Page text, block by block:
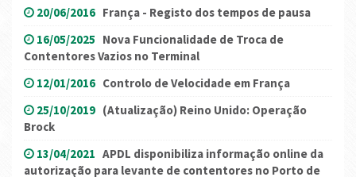
20/06/2016 França - Registo dos tempos de pausa
16/05/2025 Nova Funcionalidade de Troca de
Contentores Vazios no Terminal
12/01/2016 Controlo de Velocidade em França
25/10/2019 (Atualização) Reino Unido: Operação
Brock
13/04/2021 APDL disponibiliza informação online da
autorização para levante de contentores no Porto de